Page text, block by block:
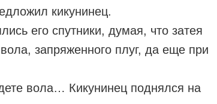
кикунинец.
его спутники, думая, что затея
запряженного плуг, да еще при
вола… Кикунинец поднялся на